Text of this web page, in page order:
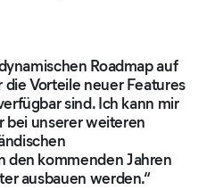
Roadmap auf
Vorteile neuer Features
sind. Ich kann mir
bei unserer weiteren
den kommenden Jahren
ausbauen werden.“